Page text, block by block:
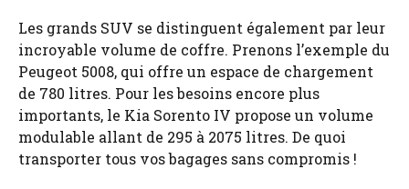
Les grands SUV se distinguent également par leur
incroyable volume de coffre. Prenons l’exemple du
Peugeot 5008, qui offre un espace de chargement
de 780 litres. Pour les besoins encore plus
importants, le Kia Sorento IV propose un volume
modulable allant de 295 à 2075 litres. De quoi
transporter tous vos bagages sans compromis !